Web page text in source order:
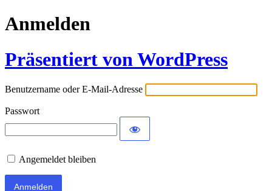
Anmelden
Präsentiert von WordPress
Benutzername oder E-Mail-Adresse
Passwort
Angemeldet bleiben